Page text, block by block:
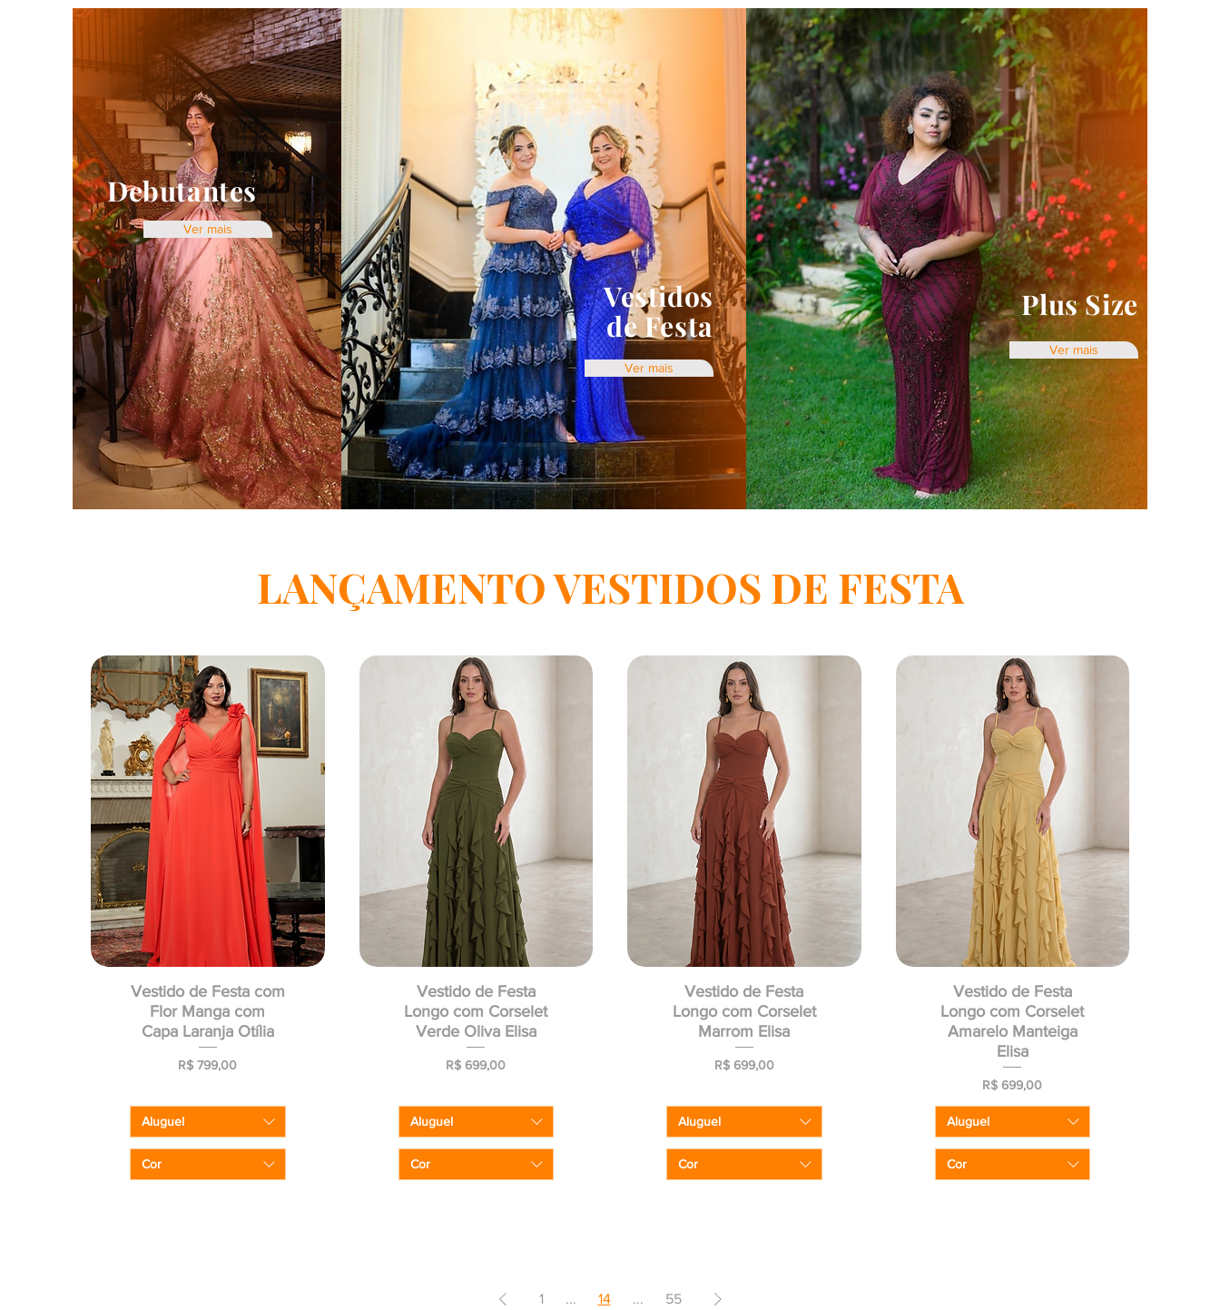
Debutantes
Ver mais
Vestidos
de Festa
Ver mais
Plus Size
Ver mais
LANÇAMENTO VESTIDOS DE FESTA
Vestido de Festa com
Flor Manga com
Capa Laranja Otília
Preço
R$ 799,00
Aluguel
Cor
Vestido de Festa
Longo com Corselet
Verde Oliva Elisa
Preço
R$ 699,00
Aluguel
Cor
Vestido de Festa
Longo com Corselet
Marrom Elisa
Preço
R$ 699,00
Aluguel
Cor
Vestido de Festa
Longo com Corselet
Amarelo Manteiga
Elisa
Preço
R$ 699,00
Aluguel
Cor
1 ... 14 ... 55